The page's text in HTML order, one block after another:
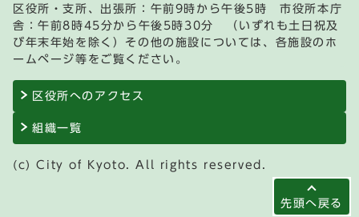
先頭へ戻る
区役所・支所、出張所：午前9時から午後5時 市役所本庁
舎：午前8時45分から午後5時30分 （いずれも土日祝及
び年末年始を除く）その他の施設については、各施設のホ
ームページ等をご覧ください。
区役所へのアクセス
組織一覧
(c) City of Kyoto. All rights reserved.